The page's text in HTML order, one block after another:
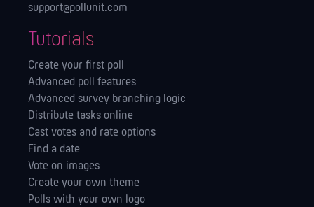
support@pollunit.com
Tutorials
Create your first poll
Advanced poll features
Advanced survey branching logic
Distribute tasks online
Cast votes and rate options
Find a date
Vote on images
Create your own theme
Polls with your own logo